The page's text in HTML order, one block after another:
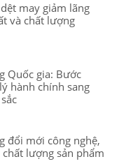
may giảm lãng
và chất lượng
Quốc gia: Bước
hành chính sang
đổi mới công nghệ,
lượng sản phẩm